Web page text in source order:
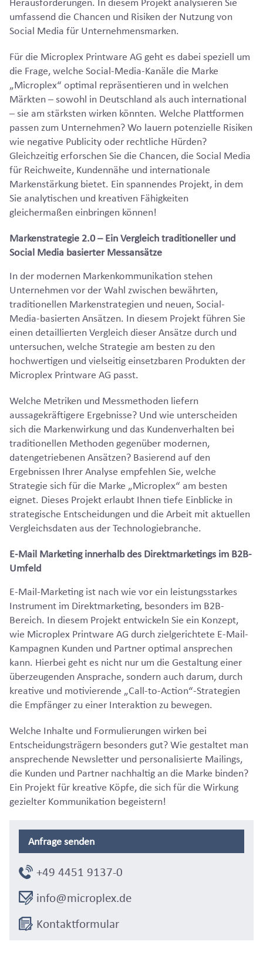
umfassend die Chancen und Risiken der Nutzung von
Social Media für Unternehmensmarken.
Für die Microplex Printware AG geht es dabei speziell um
die Frage, welche Social-Media-Kanäle die Marke
„Microplex“ optimal repräsentieren und in welchen
Märkten – sowohl in Deutschland als auch international
– sie am stärksten wirken könnten. Welche Plattformen
passen zum Unternehmen? Wo lauern potenzielle Risiken
wie negative Publicity oder rechtliche Hürden?
Gleichzeitig erforschen Sie die Chancen, die Social Media
für Reichweite, Kundennähe und internationale
Markenstärkung bietet. Ein spannendes Projekt, in dem
Sie analytischen und kreativen Fähigkeiten
gleichermaßen einbringen können!
Markenstrategie 2.0 – Ein Vergleich traditioneller und
Social Media basierter Messansätze
In der modernen Markenkommunikation stehen
Unternehmen vor der Wahl zwischen bewährten,
traditionellen Markenstrategien und neuen, Social-
Media-basierten Ansätzen. In diesem Projekt führen Sie
einen detaillierten Vergleich dieser Ansätze durch und
untersuchen, welche Strategie am besten zu den
hochwertigen und vielseitig einsetzbaren Produkten der
Microplex Printware AG passt.
Welche Metriken und Messmethoden liefern
aussagekräftigere Ergebnisse? Und wie unterscheiden
sich die Markenwirkung und das Kundenverhalten bei
traditionellen Methoden gegenüber modernen,
datengetriebenen Ansätzen? Basierend auf den
Ergebnissen Ihrer Analyse empfehlen Sie, welche
Strategie sich für die Marke „Microplex“ am besten
eignet. Dieses Projekt erlaubt Ihnen tiefe Einblicke in
strategische Entscheidungen und die Arbeit mit aktuellen
Vergleichsdaten aus der Technologiebranche.
E-Mail Marketing innerhalb des Direktmarketings im B2B-
Umfeld
E-Mail-Marketing ist nach wie vor ein leistungsstarkes
Instrument im Direktmarketing, besonders im B2B-
Bereich. In diesem Projekt entwickeln Sie ein Konzept,
wie Microplex Printware AG durch zielgerichtete E-Mail-
Kampagnen Kunden und Partner optimal ansprechen
kann. Hierbei geht es nicht nur um die Gestaltung einer
überzeugenden Ansprache, sondern auch darum, durch
kreative und motivierende „Call-to-Action“-Strategien
die Empfänger zu einer Interaktion zu bewegen.
Welche Inhalte und Formulierungen wirken bei
Entscheidungsträgern besonders gut? Wie gestaltet man
ansprechende Newsletter und personalisierte Mailings,
die Kunden und Partner nachhaltig an die Marke binden?
Ein Projekt für kreative Köpfe, die sich für die Wirkung
gezielter Kommunikation begeistern!
Anfrage senden
+49 4451 9137-0
info@microplex.de
Kontaktformular